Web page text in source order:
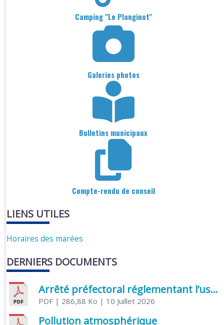
Camping "Le Planginot"
Galeries photos
Bulletins municipaux
Compte-rendu de conseil
LIENS UTILES
Horaires des marées
DERNIERS DOCUMENTS
Arrêté préfectoral réglementant l’usage de l’eau
PDF| 286,88 Ko | 10 Juillet 2026
Pollution atmosphérique